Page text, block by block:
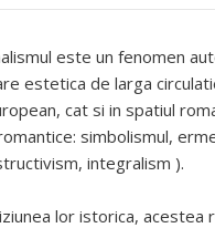
este un fenomen
estetica de larga
cat si in spatiul
simbolismul,
integralism ).
lor istorica,